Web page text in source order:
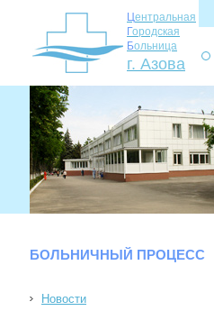
Центральная
Городская
Больница
г. Азова
БОЛЬНИЧНЫЙ ПРОЦЕСС
Новости